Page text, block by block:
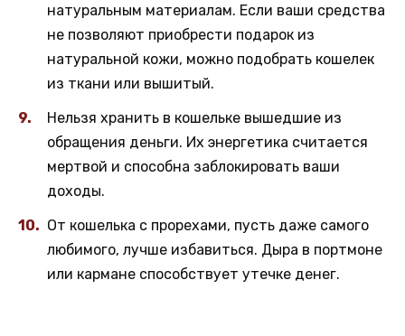
натуральным материалам. Если ваши средства
не позволяют приобрести подарок из
натуральной кожи, можно подобрать кошелек
из ткани или вышитый.
Нельзя хранить в кошельке вышедшие из
обращения деньги. Их энергетика считается
мертвой и способна заблокировать ваши
доходы.
От кошелька с прорехами, пусть даже самого
любимого, лучше избавиться. Дыра в портмоне
или кармане способствует утечке денег.